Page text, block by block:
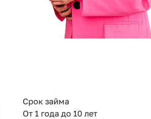
Срок займа
От 1 года до 10 лет